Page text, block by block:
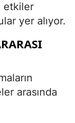
etkiler
yer alıyor.
arasında